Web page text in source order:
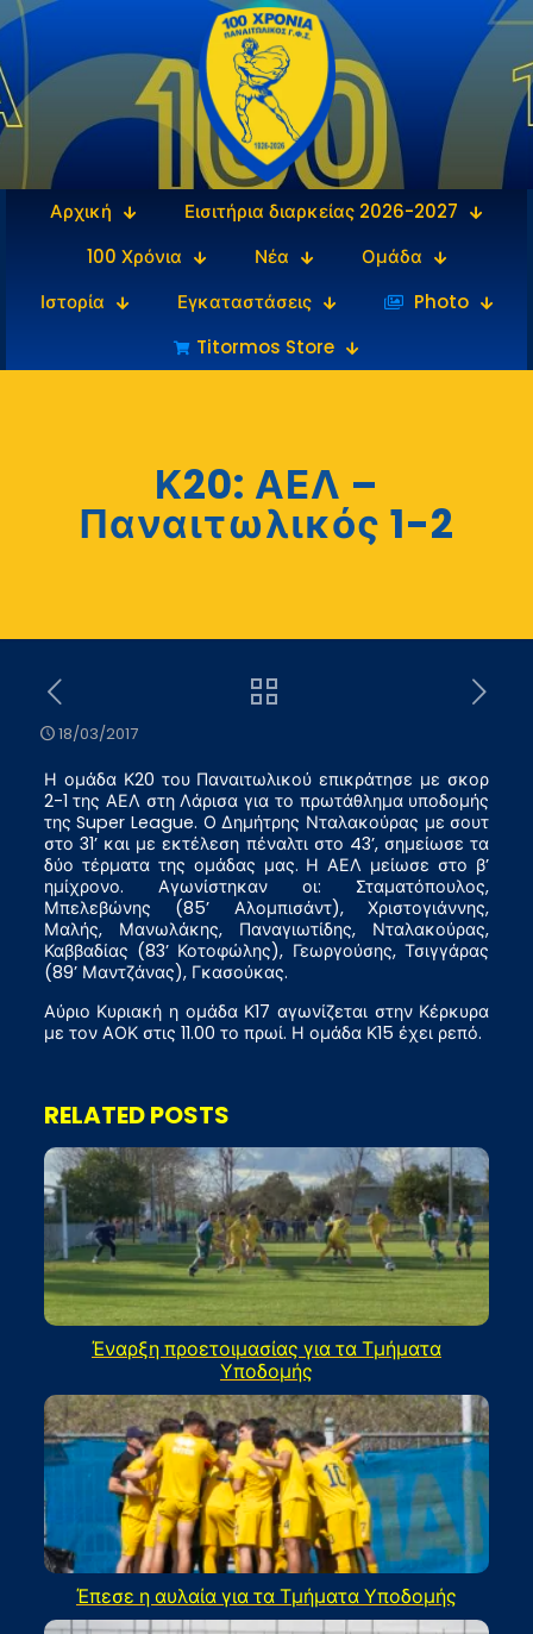
Αρχική
Εισιτήρια διαρκείας 2026-2027
100 Χρόνια
Νέα
Ομάδα
Ιστορία
Εγκαταστάσεις
‎‏‏‎ ‎Photo
Titormos Store
Κ20: ΑΕΛ –
Παναιτωλικός 1-2
18/03/2017
Η ομάδα Κ20 του Παναιτωλικού επικράτησε με σκορ
2-1 της ΑΕΛ στη Λάρισα για το πρωτάθλημα υποδομής
της Super League. Ο Δημήτρης Νταλακούρας με σουτ
στο 31’ και με εκτέλεση πέναλτι στο 43’, σημείωσε τα
δύο τέρματα της ομάδας μας. Η ΑΕΛ μείωσε στο β’
ημίχρονο. Αγωνίστηκαν οι: Σταματόπουλος,
Μπελεβώνης (85’ Αλομπισάντ), Χριστογιάννης,
Μαλής, Μανωλάκης, Παναγιωτίδης, Νταλακούρας,
Καββαδίας (83’ Κοτοφώλης), Γεωργούσης, Τσιγγάρας
(89’ Μαντζάνας), Γκασούκας.
Αύριο Κυριακή η ομάδα Κ17 αγωνίζεται στην Κέρκυρα
με τον ΑΟΚ στις 11.00 το πρωί. Η ομάδα Κ15 έχει ρεπό.
RELATED POSTS
Έναρξη προετοιμασίας για τα Τμήματα
Υποδομής
Έπεσε η αυλαία για τα Τμήματα Υποδομής